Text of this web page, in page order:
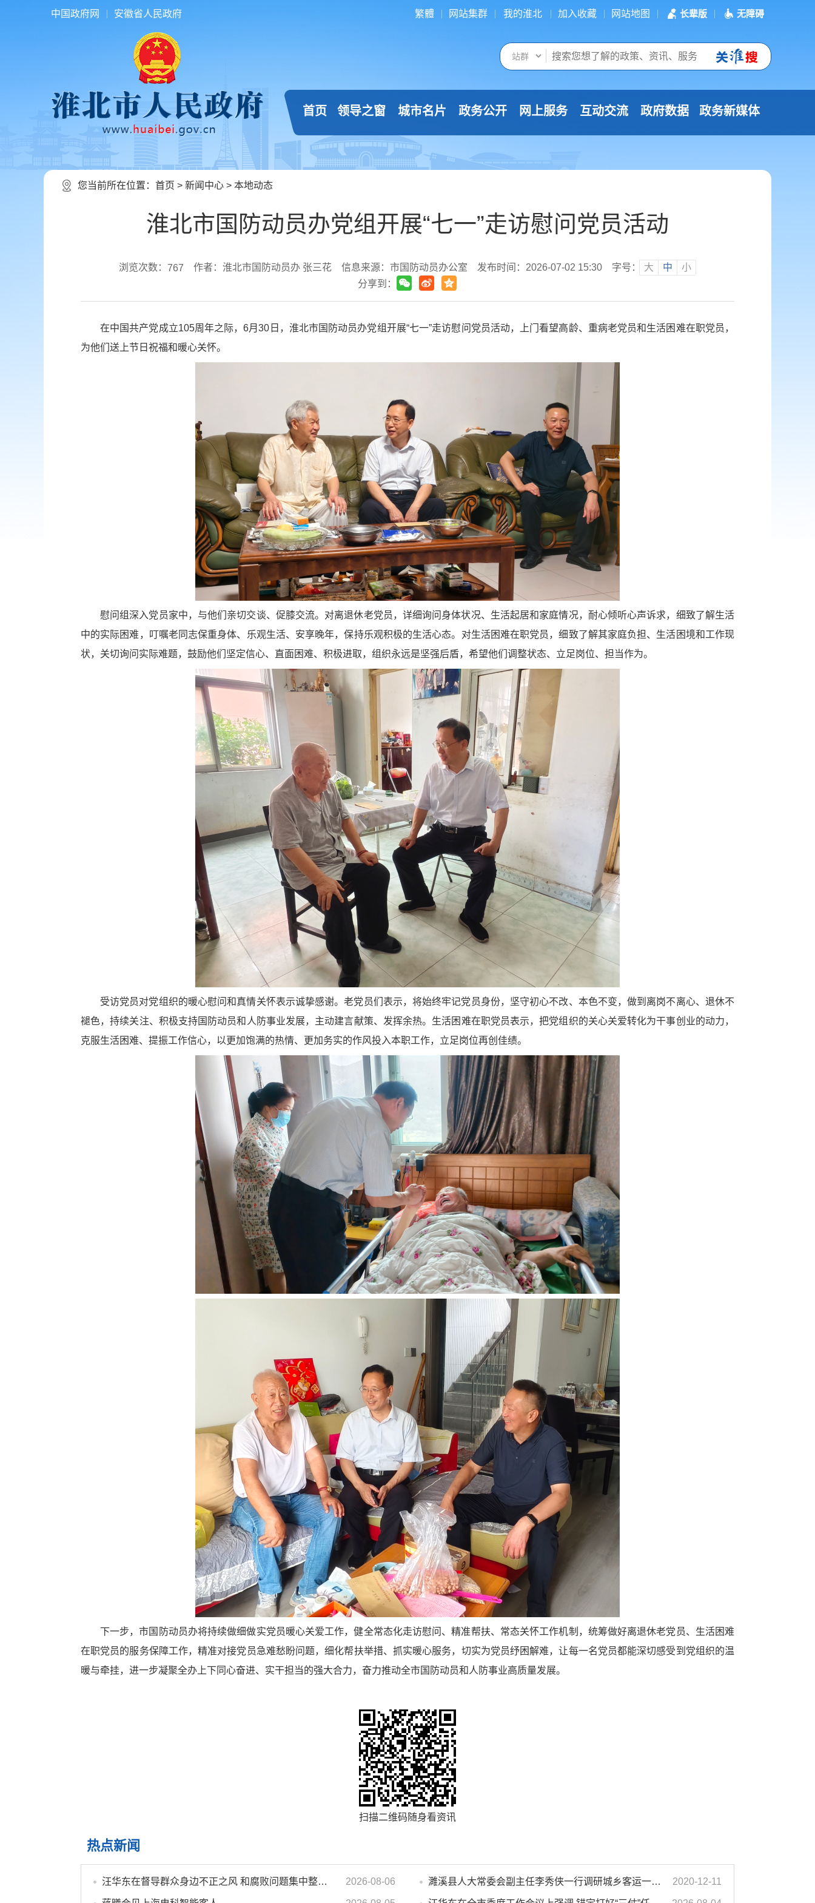
中国政府网 安徽省人民政府 繁體 网站集群 我的淮北 加入收藏 网站地图 长辈版 无障碍
首页 领导之窗 城市名片 政务公开 网上服务 互动交流 政府数据 政务新媒体
您当前所在位置： 首页 > 新闻中心 > 本地动态
淮北市国防动员办党组开展“七一”走访慰问党员活动
浏览次数： 767 作者：淮北市国防动员办 张三花 信息来源：市国防动员办公室 发布时间：2026-07-02 15:30 字号： 大 中
小
分享到：
在中国共产党成立105周年之际，6月30日，淮北市国防动员办党组开展“七一”走访慰问党员活动，上门看望高龄、重病老党员和生活困难在职党员，
为他们送上节日祝福和暖心关怀。
慰问组深入党员家中，与他们亲切交谈、促膝交流。对离退休老党员，详细询问身体状况、生活起居和家庭情况，耐心倾听心声诉求，细致了解生活
中的实际困难，叮嘱老同志保重身体、乐观生活、安享晚年，保持乐观积极的生活心态。对生活困难在职党员，细致了解其家庭负担、生活困境和工作现
状，关切询问实际难题，鼓励他们坚定信心、直面困难、积极进取，组织永远是坚强后盾，希望他们调整状态、立足岗位、担当作为。
受访党员对党组织的暖心慰问和真情关怀表示诚挚感谢。老党员们表示，将始终牢记党员身份，坚守初心不改、本色不变，做到离岗不离心、退休不
褪色，持续关注、积极支持国防动员和人防事业发展，主动建言献策、发挥余热。生活困难在职党员表示，把党组织的关心关爱转化为干事创业的动力，
克服生活困难、提振工作信心，以更加饱满的热情、更加务实的作风投入本职工作，立足岗位再创佳绩。
下一步，市国防动员办将持续做细做实党员暖心关爱工作，健全常态化走访慰问、精准帮扶、常态关怀工作机制，统筹做好离退休老党员、生活困难
在职党员的服务保障工作，精准对接党员急难愁盼问题，细化帮扶举措、抓实暖心服务，切实为党员纾困解难，让每一名党员都能深切感受到党组织的温
暖与牵挂，进一步凝聚全办上下同心奋进、实干担当的强大合力，奋力推动全市国防动员和人防事业高质量发展。
扫描二维码随身看资讯
热点新闻
汪华东在督导群众身边不正之风 和腐败问题集中整治工作时强调 以更高标准更实举措纵深推进集中整治 不断增强人民群众获得感幸福感安全感 2026-08-06 濉溪县人大常委会副主任李秀侠一行调研城乡客运一体化和治超工作 2020-12-11